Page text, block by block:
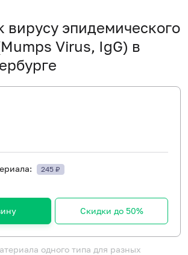
вирусу эпидемического
Virus, IgG) в
245 ₽
Скидки до 50%
одного типа для разных